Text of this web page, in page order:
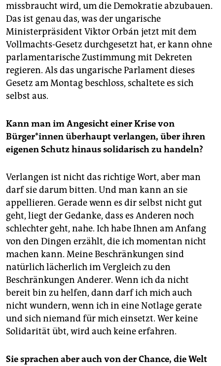
missbraucht wird, um die Demokratie abzubauen.
Das ist genau das, was der ungarische
Ministerpräsident Viktor Orbán jetzt mit dem
Vollmachts-Gesetz durchgesetzt hat, er kann ohne
parlamentarische Zustimmung mit Dekreten
regieren. Als das ungarische Parlament dieses
Gesetz am Montag beschloss, schaltete es sich
selbst aus.
Kann man im Angesicht einer Krise von
Bürger*innen überhaupt verlangen, über ihren
eigenen Schutz hinaus solidarisch zu handeln?
Verlangen ist nicht das richtige Wort, aber man
darf sie darum bitten. Und man kann an sie
appellieren. Gerade wenn es dir selbst nicht gut
geht, liegt der Gedanke, dass es Anderen noch
schlechter geht, nahe. Ich habe Ihnen am Anfang
von den Dingen erzählt, die ich momentan nicht
machen kann. Meine Beschränkungen sind
natürlich lächerlich im Vergleich zu den
Beschränkungen Anderer. Wenn ich da nicht
bereit bin zu helfen, dann darf ich mich auch
nicht wundern, wenn ich in eine Notlage gerate
und sich niemand für mich einsetzt. Wer keine
Solidarität übt, wird auch keine erfahren.
Sie sprachen aber auch von der Chance, die Welt